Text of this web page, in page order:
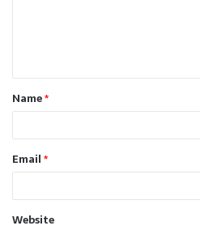
t
*Name*
Email*
Website